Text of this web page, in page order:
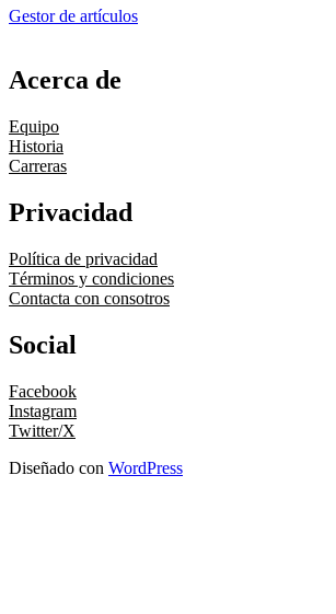
Gestor de artículos
Acerca de
Equipo
Historia
Carreras
Privacidad
Política de privacidad
Términos y condiciones
Contacta con consotros
Social
Facebook
Instagram
Twitter/X
Diseñado con WordPress